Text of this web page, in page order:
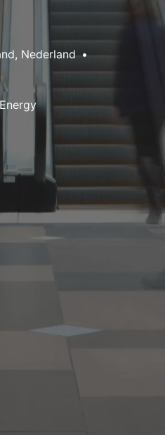
, Nederland •